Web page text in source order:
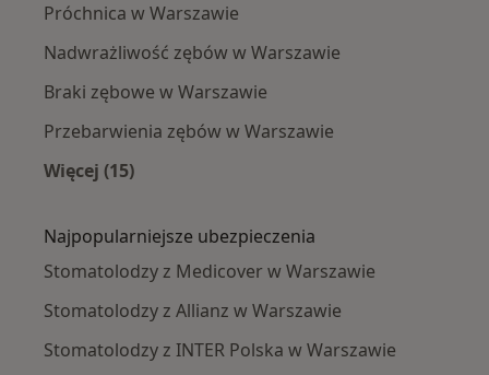
Próchnica w Warszawie
Nadwrażliwość zębów w Warszawie
Braki zębowe w Warszawie
Przebarwienia zębów w Warszawie
Więcej (15)
Najpopularniejsze ubezpieczenia
Stomatolodzy z Medicover w Warszawie
Stomatolodzy z Allianz w Warszawie
Stomatolodzy z INTER Polska w Warszawie